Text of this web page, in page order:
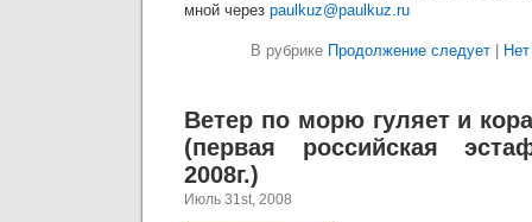
мной через paulkuz@paulkuz.ru
В рубрике Продолжение следует
Ветер по морю гуляет и
(первая российская
2008г.)
Июль 31st, 2008